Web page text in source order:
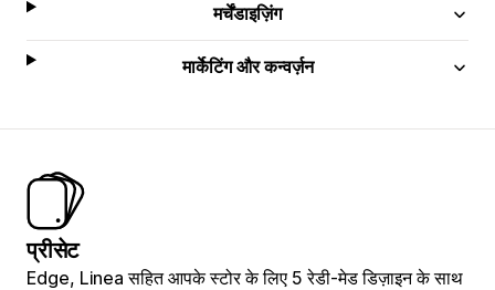
मर्चेंडाइज़िंग
मार्केटिंग और कन्वर्ज़न
प्रीसेट
Edge, Linea सहित आपके स्टोर के लिए 5 रेडी-मेड डिज़ाइन के साथ